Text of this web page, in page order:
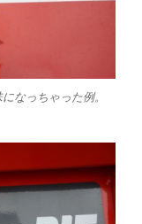
なっちゃった例。